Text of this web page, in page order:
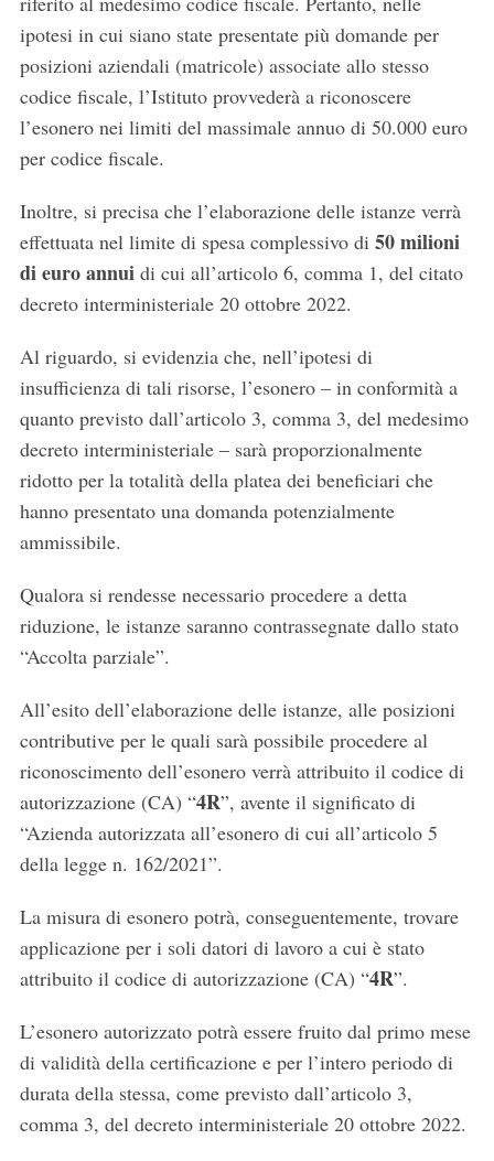
ipotesi in cui siano state presentate più domande per
posizioni aziendali (matricole) associate allo stesso
codice fiscale, l’Istituto provvederà a riconoscere
l’esonero nei limiti del massimale annuo di 50.000 euro
per codice fiscale.
Inoltre, si precisa che l’elaborazione delle istanze verrà
effettuata nel limite di spesa complessivo di 50 milioni
di euro annuidi cui all’articolo 6, comma 1, del citato
decreto interministeriale 20 ottobre 2022.
Al riguardo, si evidenzia che, nell’ipotesi di
insufficienza di tali risorse, l’esonero – in conformità a
quanto previsto dall’articolo 3, comma 3, del medesimo
decreto interministeriale – sarà proporzionalmente
ridotto per la totalità della platea dei beneficiari che
hanno presentato una domanda potenzialmente
ammissibile.
Qualora si rendesse necessario procedere a detta
riduzione, le istanze saranno contrassegnate dallo stato
“Accolta parziale”.
All’esito dell’elaborazione delle istanze, alle posizioni
contributive per le quali sarà possibile procedere al
riconoscimento dell’esonero verrà attribuito il codice di
autorizzazione (CA) “4R”, avente il significato di
“Azienda autorizzata all’esonero di cui all’articolo 5
della legge n. 162/2021”.
La misura di esonero potrà, conseguentemente, trovare
applicazione per i soli datori di lavoro a cui è stato
attribuito il codice di autorizzazione (CA) “4R”.
L’esonero autorizzato potrà essere fruito dal primo mese
di validità della certificazione e per l’intero periodo di
durata della stessa, come previsto dall’articolo 3,
comma 3, del decreto interministeriale 20 ottobre 2022.